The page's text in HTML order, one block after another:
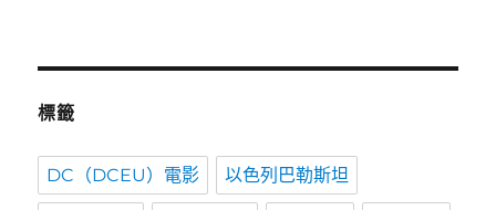
標籤
DC（DCEU）電影 以色列巴勒斯坦